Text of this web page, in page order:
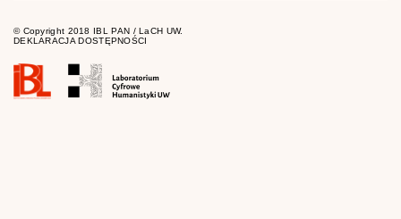
© Copyright 2018 IBL PAN / LaCH UW.
DEKLARACJA DOSTĘPNOŚCI